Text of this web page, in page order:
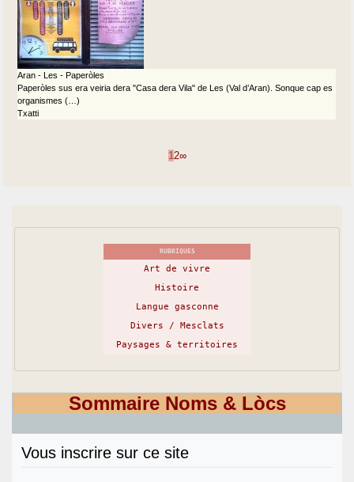
Aran - Les - Paperòles
Paperòles sus era veiria dera "Casa dera Vila" de Les (Val d’Aran). Sonque cap es
organismes (…)
Txatti
12∞
RUBRIQUES
Art de vivre
Histoire
Langue gasconne
Divers / Mesclats
Paysages & territoires
Sommaire Noms & Lòcs
Vous inscrire sur ce site